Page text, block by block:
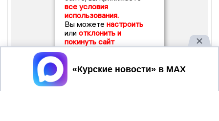
все условия
использования.
Вы можете настроить
или отклонить и
покинуть сайт
Принять